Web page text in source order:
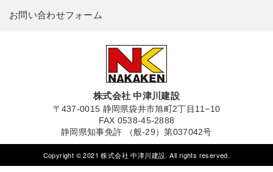
お問い合わせフォーム
株式会社 中津川建設
〒437-0015 静岡県袋井市旭町2丁目11−10
FAX 0538-45-2888
静岡県知事免許 （般-29）第037042号
Copyright © 2021 株式会社 中津川建設. All rights reserved.